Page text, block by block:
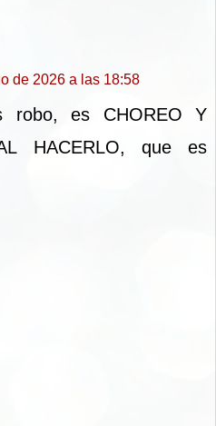
de 2026 a las 18:58
robo, es CHOREO Y
HACERLO, que es